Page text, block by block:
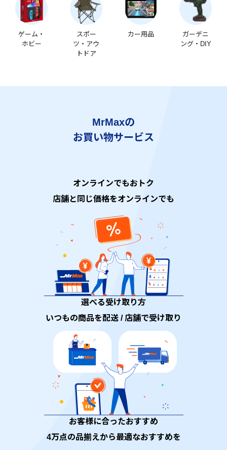
ゲーム・
ホビー
スポー
ツ・アウ
トドア
カー用品
ガーデニ
ング・DIY
MrMaxの
お買い物サービス
オンラインでもおトク
店舗と同じ価格をオンラインでも
選べる受け取り方
いつもの商品を配送 / 店舗で受け取り
お客様に合ったおすすめ
4万点の品揃えから最適なおすすめを